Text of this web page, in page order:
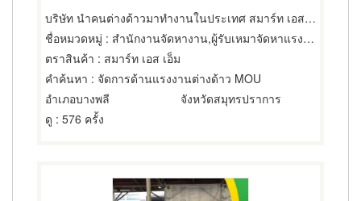
บริษัท นำคนต่างด้าวมาทำงานในประเทศ สมาร์ท เอส เอ็ม จำกัด
ชื่อหมวดหมู่ : สำนักงานจัดหางาน,ผู้รับเหมาจัดหาแรงงาน,สำนักงานจัดหางาน
ตราสินค้า : สมาร์ท เอส เอ็ม
คำค้นหา : จัดการด้านแรงงานต่างด้าว MOU
อำเภอบางพลี
จังหวัดสมุทรปราการ
ดู : 576 ครั้ง